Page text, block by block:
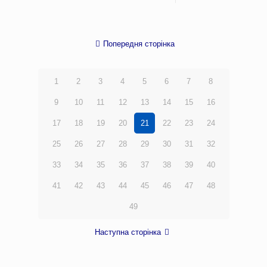
Попередня сторінка
1 2 3 4 5 6 7 8
9 10 11 12 13 14 15 16
17 18 19 20 21 22 23 24
25 26 27 28 29 30 31 32
33 34 35 36 37 38 39 40
41 42 43 44 45 46 47 48
49
Наступна сторінка